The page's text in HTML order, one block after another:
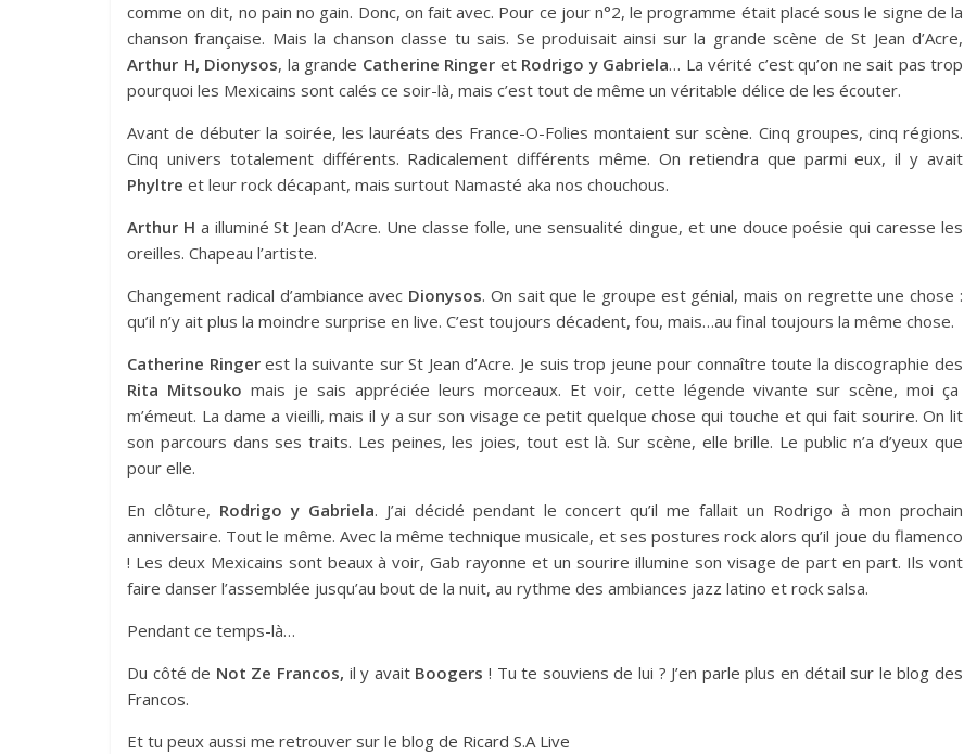
comme on dit, no pain no gain. Donc, on fait avec. Pour ce jour n°2, le programme était placé sous le signe de la
chanson française. Mais la chanson classe tu sais. Se produisait ainsi sur la grande scène de St Jean d’Acre,
Arthur H, Dionysos, la grande Catherine Ringer et Rodrigo y Gabriela… La vérité c’est qu’on ne sait pas trop
pourquoi les Mexicains sont calés ce soir-là, mais c’est tout de même un véritable délice de les écouter.
Avant de débuter la soirée, les lauréats des France-O-Folies montaient sur scène. Cinq groupes, cinq régions.
Cinq univers totalement différents. Radicalement différents même. On retiendra que parmi eux, il y avait
Phyltre et leur rock décapant, mais surtout Namasté aka nos chouchous.
Arthur H a illuminé St Jean d’Acre. Une classe folle, une sensualité dingue, et une douce poésie qui caresse les
oreilles. Chapeau l’artiste.
Changement radical d’ambiance avec Dionysos. On sait que le groupe est génial, mais on regrette une chose :
qu’il n’y ait plus la moindre surprise en live. C’est toujours décadent, fou, mais…au final toujours la même chose.
Catherine Ringerest la suivante sur St Jean d’Acre. Je suis trop jeune pour connaître toute la discographie des
Rita Mitsouko mais je sais appréciée leurs morceaux. Et voir, cette légende vivante sur scène, moi ça
m’émeut. La dame a vieilli, mais il y a sur son visage ce petit quelque chose qui touche et qui fait sourire. On lit
son parcours dans ses traits. Les peines, les joies, tout est là. Sur scène, elle brille. Le public n’a d’yeux que
pour elle.
En clôture, Rodrigo y Gabriela. J’ai décidé pendant le concert qu’il me fallait un Rodrigo à mon prochain
anniversaire. Tout le même. Avec la même technique musicale, et ses postures rock alors qu’il joue du flamenco
! Les deux Mexicains sont beaux à voir, Gab rayonne et un sourire illumine son visage de part en part. Ils vont
faire danser l’assemblée jusqu’au bout de la nuit, au rythme des ambiances jazz latino et rock salsa.
Pendant ce temps-là…
Du côté de Not Ze Francos, il y avaitBoogers ! Tu te souviens de lui ? J’en parle plus en détail sur le blog des
Francos.
Et tu peux aussi me retrouver sur le blog de Ricard S.A Live